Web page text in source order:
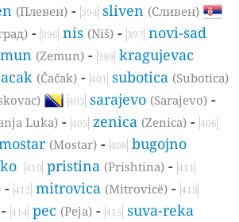
(Плевен) -394 sliven (Сливен)
-396 nis (Niš) -397 novi-sad
(Zemun) -399 kragujevac
(Čačak) -401 subotica (Subotica)
403 sarajevo (Sarajevo) -
Luka) -405 zenica (Zenica) -406
(Mostar) -408 bugojno
410 pristina (Prishtina) -411
-412 mitrovica (Mitrovicë) -413
-414 pec (Peja) -415 suva-reka